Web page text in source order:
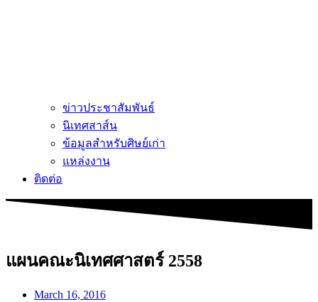
ข่าวประชาสัมพันธ์
นิเทศสาส์น
ข้อมูลสำหรับศิษย์เก่า
แหล่งงาน
ติดต่อ
แผนคณะนิเทศศาสตร์ 2558
March 16, 2016